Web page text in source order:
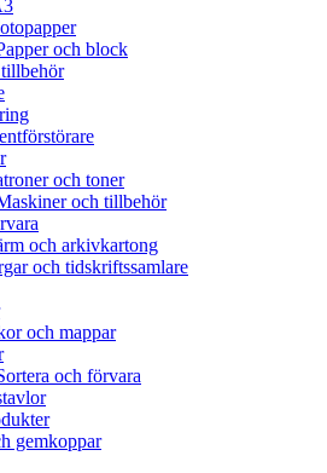
och block
och toner
och tillbehör
och arkivkartong
och tidskriftssamlare
och mappar
och förvara
gemkoppar